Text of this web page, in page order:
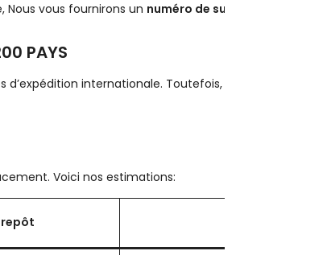
Nous vous fournirons un numéro de suivi
PAYS
d’expédition internationale. Toutefois, Il y a certains
Voici nos estimations: